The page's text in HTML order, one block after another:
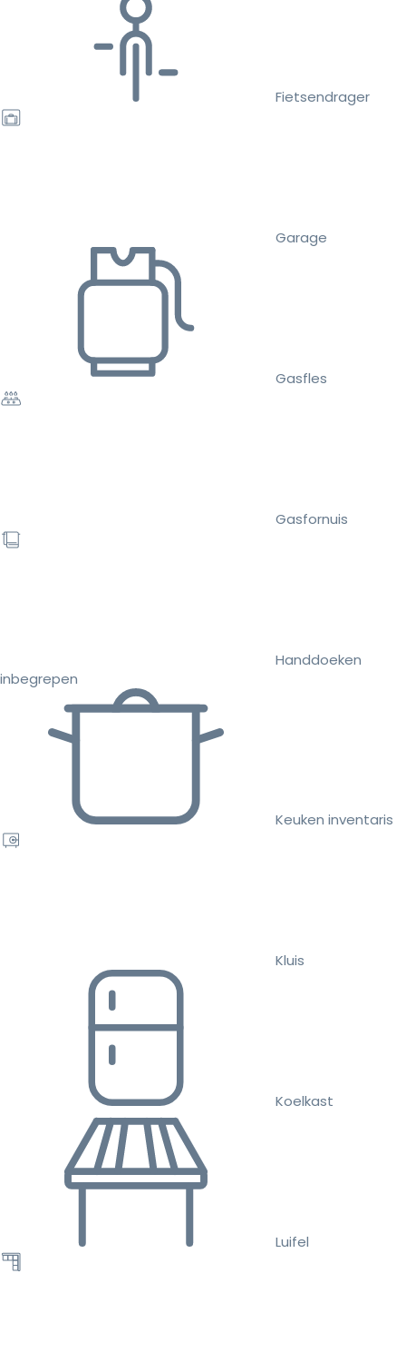
Fietsendrager
Garage
Gasfles
Gasfornuis
Handdoeken
inbegrepen
Keuken inventaris
Kluis
Koelkast
Luifel